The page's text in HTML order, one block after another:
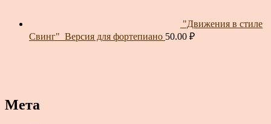
"Движения в стиле
Свинг"_Версия для фортепиано 50.00 ₽
Мета